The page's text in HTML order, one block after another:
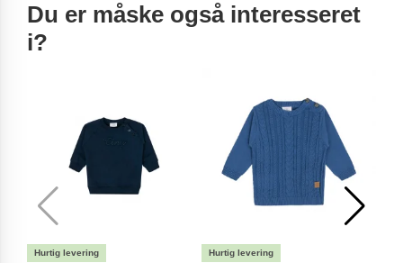
Du er måske også interesseret
i?